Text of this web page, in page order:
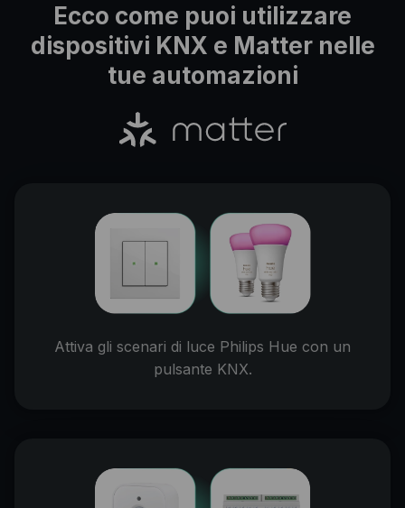
Ecco come puoi utilizzare
dispositivi KNX e Matter nelle
tue automazioni
Attiva gli scenari di luce Philips Hue con un
pulsante KNX.